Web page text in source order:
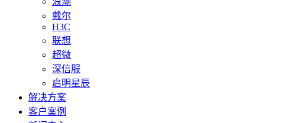
戴尔
H3C
联想
超微
深信服
启明星辰
解决方案
客户案例